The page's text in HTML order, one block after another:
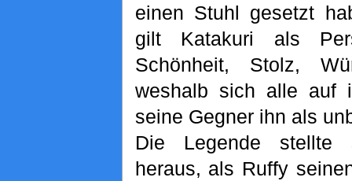
einen Stuhl gesetzt
gilt Katakuri als
Schönheit, Stolz,
weshalb sich alle auf
seine Gegner ihn als
Die Legende stellte
heraus, als Ruffy